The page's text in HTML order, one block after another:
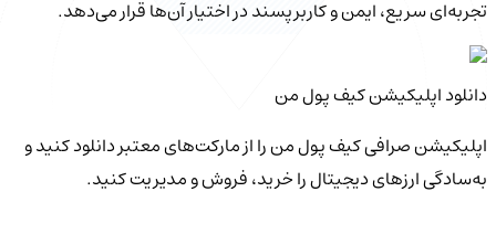
تجربه‌ای سریع، ایمن و کاربرپسند در اختیار آن‌ها قرار می‌دهد.
دانلود اپلیکیشن کیف‌ پول من
اپلیکیشن صرافی کیف پول من را از مارکت‌های معتبر دانلود کنید و
به‌سادگی ارزهای دیجیتال را خرید، فروش و مدیریت کنید.